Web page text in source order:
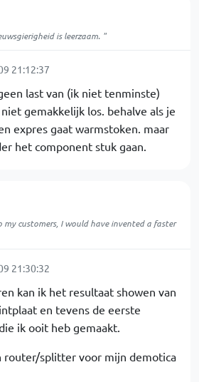
is leerzaam. "
21:12:37
last van (ik niet tenminste)
gemakkelijk los. behalve als je
expres gaat warmstoken. maar
het component stuk gaan.
customers, I would have invented a faster
21:30:32
kan ik het resultaat showen van
en tevens de eerste
ik ooit heb gemaakt.
router/splitter voor mijn demotica